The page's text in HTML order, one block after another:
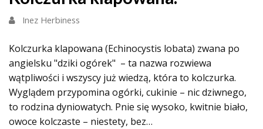
Inez Herbiness
Kolczurka klapowana (Echinocystis lobata) zwana po
angielsku "dziki ogórek" – ta nazwa rozwiewa
wątpliwości i wszyscy już wiedzą, która to kolczurka.
Wyglądem przypomina ogórki, cukinie – nic dziwnego,
to rodzina dyniowatych. Pnie się wysoko, kwitnie biało,
owoce kolczaste – niestety, bez…